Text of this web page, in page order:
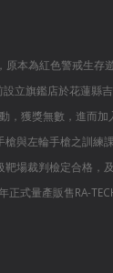
本為紅色警戒生存
立旗鑑店於花蓮縣
，獲獎無數，進而加
與左輪手槍之訓練
場裁判檢定合格，
式量產販售RA-